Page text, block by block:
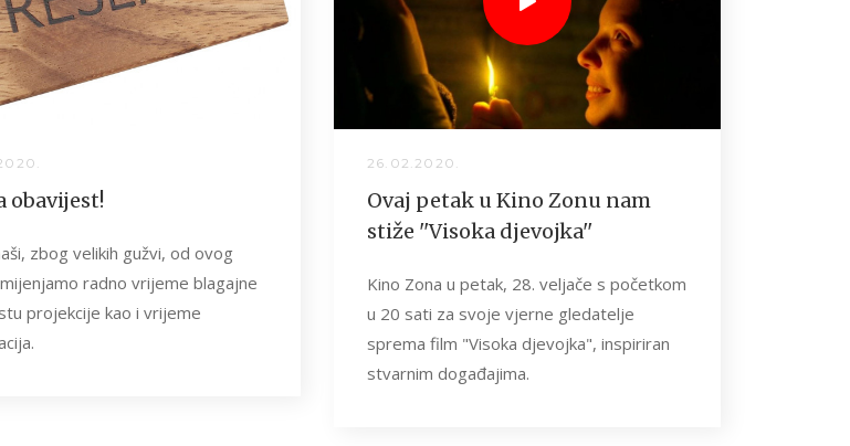
obavijest!
zbog velikih gužvi, od ovog
radno vrijeme blagajne
projekcije kao i vrijeme
26.02.2020.
Ovaj petak u Kino Zonu nam
stiže ''Visoka djevojka''
Kino Zona u petak, 28. veljače s početkom
u 20 sati za svoje vjerne gledatelje
sprema film "Visoka djevojka", inspiriran
stvarnim događajima.